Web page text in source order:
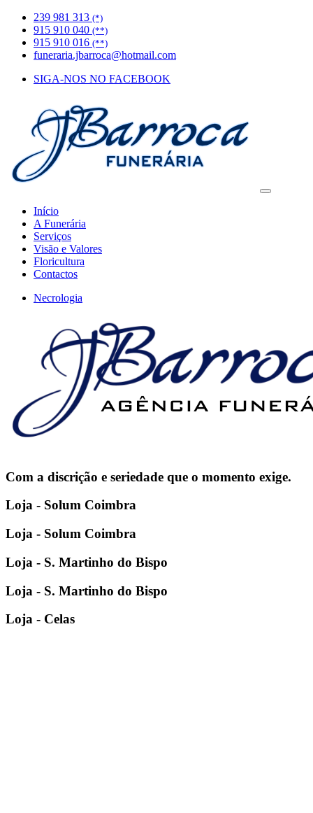
239 981 313 (*)
915 910 040 (**)
915 910 016 (**)
funeraria.jbarroca@hotmail.com
SIGA-NOS NO FACEBOOK
Início
A Funerária
Serviços
Visão e Valores
Floricultura
Contactos
Necrologia
Com a discrição e seriedade que o momento exige.
Loja - Solum Coimbra
Loja - Solum Coimbra
Loja - S. Martinho do Bispo
Loja - S. Martinho do Bispo
Loja - Celas